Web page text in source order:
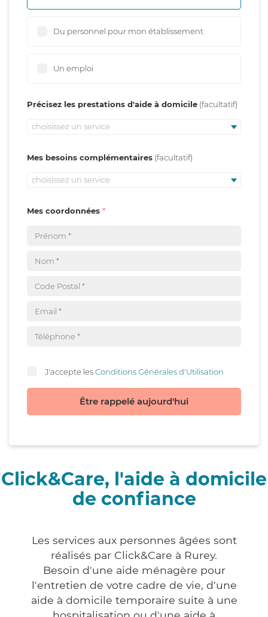
Du personnel pour mon établissement
Un emploi
Précisez les prestations d'aide à domicile
choisissez un service
Mes besoins complémentaires
choisissez un service
Mes coordonnées
J'accepte lesConditions Générales d'Utilisation
Être rappelé aujourd'hui
Click&Care, l'aide à domicile
de confiance
Les services aux personnes âgées sont
réalisés par Click&Care à Rurey.
Besoin d'une aide ménagère pour
l'entretien de votre cadre de vie, d'une
aide à domicile temporaire suite à une